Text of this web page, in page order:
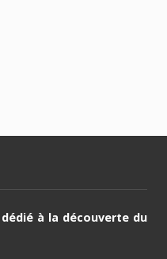
à la découverte du